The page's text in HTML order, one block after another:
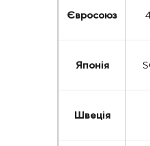
Євросоюз
Японія
Швеція